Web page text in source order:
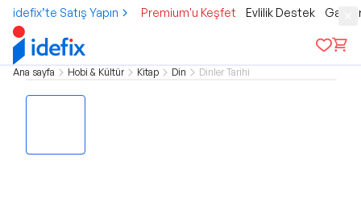
idefix’te Satış Yapın Premium'u Keşfet Evlilik Destek
Ana sayfa Hobi & Kültür Kitap Din Dinler Tarihi